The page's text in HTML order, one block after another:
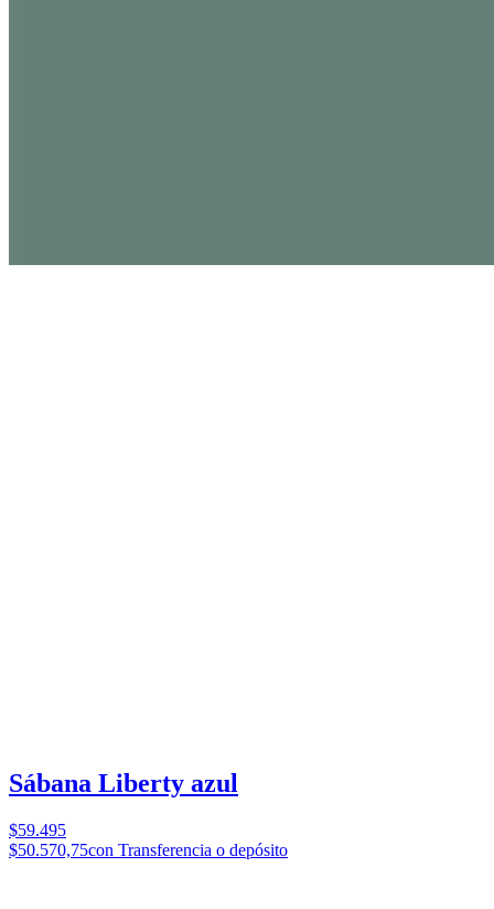
Sábana Liberty azul
$59.495
$50.570,75con Transferencia o depósito